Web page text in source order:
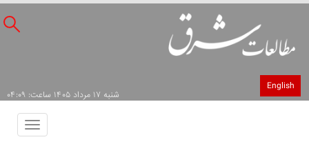
English
شنبه ۱۷ مرداد ۱۴۰۵ ساعت: ۰۴:۰۹
Toggle